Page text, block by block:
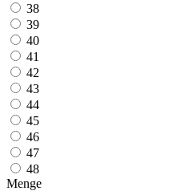
38
39
40
41
42
43
44
45
46
47
48
Menge